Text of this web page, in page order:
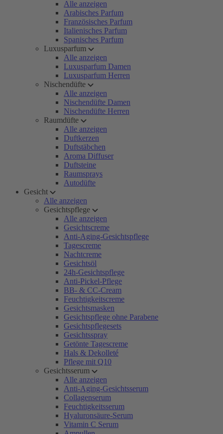
Alle anzeigen
Arabisches Parfum
Französisches Parfum
Italienisches Parfum
Spanisches Parfum
Luxusparfum
Alle anzeigen
Luxusparfum Damen
Luxusparfum Herren
Nischendüfte
Alle anzeigen
Nischendüfte Damen
Nischendüfte Herren
Raumdüfte
Alle anzeigen
Duftkerzen
Duftstäbchen
Aroma Diffuser
Duftsteine
Raumsprays
Autodüfte
Gesicht
Alle anzeigen
Gesichtspflege
Alle anzeigen
Gesichtscreme
Anti-Aging-Gesichtspflege
Tagescreme
Nachtcreme
Gesichtsöl
24h-Gesichtspflege
Anti-Pickel-Pflege
BB- & CC-Cream
Feuchtigkeitscreme
Gesichtsmasken
Gesichtspflege ohne Parabene
Gesichtspflegesets
Gesichtsspray
Getönte Tagescreme
Hals & Dekolleté
Pflege mit Q10
Gesichtsserum
Alle anzeigen
Anti-Aging-Gesichtsserum
Collagenserum
Feuchtigkeitsserum
Hyaluronsäure-Serum
Vitamin C Serum